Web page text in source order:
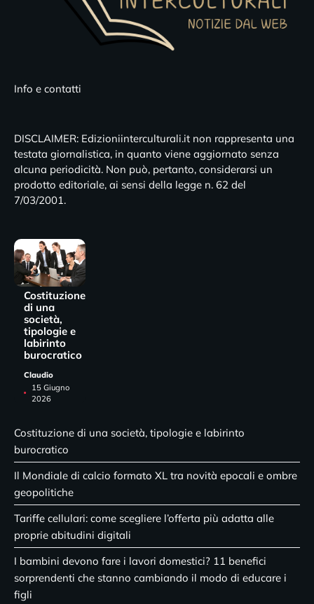
Info e contatti
DISCLAIMER: Edizioniinterculturali.it non rappresenta una
testata giornalistica, in quanto viene aggiornato senza
alcuna periodicità. Non può, pertanto, considerarsi un
prodotto editoriale, ai sensi della legge n. 62 del
7/03/2001.
Costituzione
di una
società,
tipologie e
labirinto
burocratico
Claudio
15 Giugno
2026
Costituzione di una società, tipologie e labirinto
burocratico
Il Mondiale di calcio formato XL tra novità epocali e ombre
geopolitiche
Tariffe cellulari: come scegliere l’offerta più adatta alle
proprie abitudini digitali
I bambini devono fare i lavori domestici? 11 benefici
sorprendenti che stanno cambiando il modo di educare i
figli